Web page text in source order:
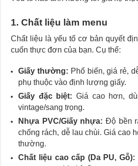
1. Chất liệu làm menu
Chất liệu là yếu tố cơ bản quyết
cuốn thực đơn của bạn. Cụ thể:
Giấy thường: Phổ biến, giá rẻ,
phụ thuộc vào định lượng giấy.
Giấy đặc biệt: Giá cao hơn,
vintage/sang trọng.
Nhựa PVC/Giấy nhựa: Độ bền
chống rách, dễ lau chùi. Giá cao
thường.
Chất liệu cao cấp (Da PU, Gỗ):